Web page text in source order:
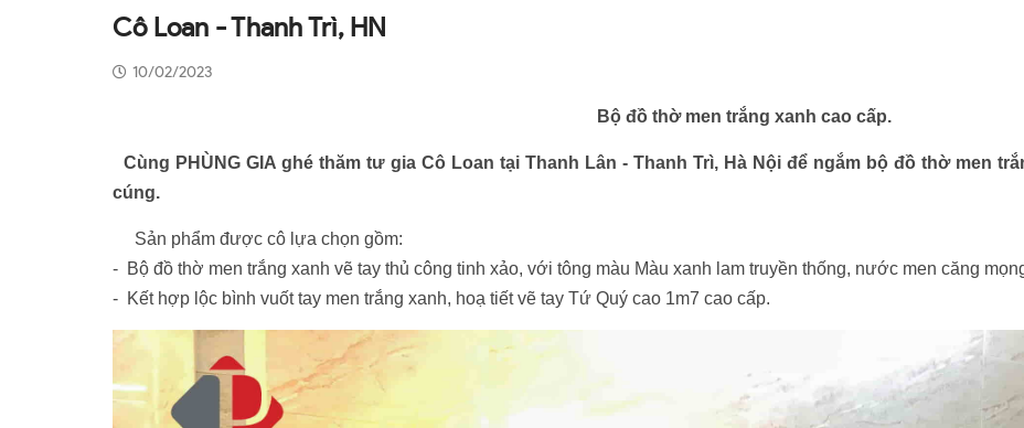
Cô Loan - Thanh Trì, HN
10/02/2023
Bộ đồ thờ men trắng xanh cao cấp.
Cùng PHÙNG GIA ghé thăm tư gia Cô Loan tại Thanh Lân - Thanh Trì, Hà Nội để ngắm bộ đồ thờ men
cúng.
Sản phẩm được cô lựa chọn gồm:
- Bộ đồ thờ men trắng xanh vẽ tay thủ công tinh xảo, với tông màu Màu xanh lam truyền thống, nước men căng
- Kết hợp lộc bình vuốt tay men trắng xanh, hoạ tiết vẽ tay Tứ Quý cao 1m7 cao cấp.